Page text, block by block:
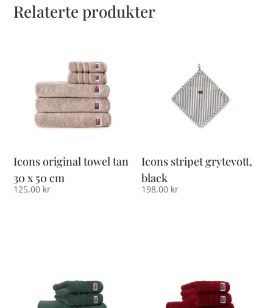
Relaterte produkter
Icons original towel tan
30 x 50 cm
125,00 kr
Icons stripet grytevott,
black
198,00 kr